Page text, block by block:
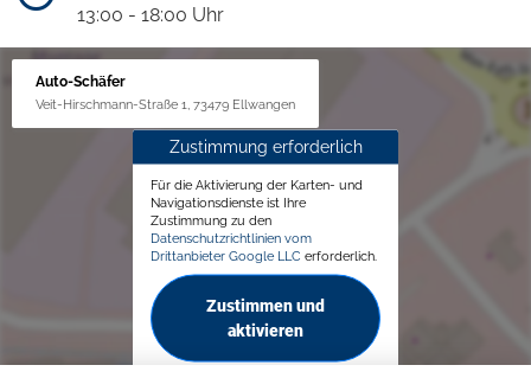
13:00 - 18:00 Uhr
Auto-Schäfer
Veit-Hirschmann-Straße 1, 73479 Ellwangen
Zustimmung erforderlich
Für die Aktivierung der Karten- und
Navigationsdienste ist Ihre
Zustimmung zu den
Datenschutzrichtlinien vom
Drittanbieter Google LLC erforderlich.
Zustimmen und
aktivieren